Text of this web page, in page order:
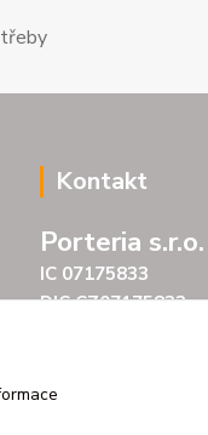
Kontakt
Porteria s.r.o.
IC 07175833
DIC CZ07175833
tel. +420 604272889